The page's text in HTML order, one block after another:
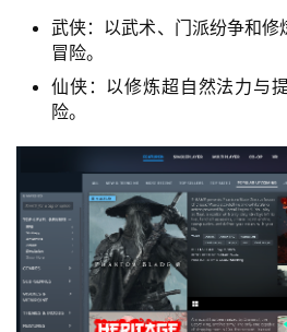
武侠：以武术、门派纷争和修
冒险。
仙侠：以修炼超自然法力与
险。